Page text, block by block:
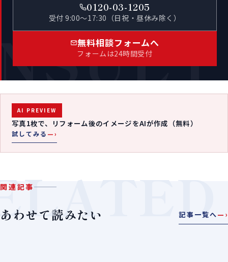
0120-03-1205
受付 9:00〜17:30（日祝・昼休み除く）
無料相談フォームへ
フォームは24時間受付
AI PREVIEW
写真1枚で、リフォーム後のイメージをAIが作成（無料）
試してみる —›
関連記事
あわせて読みたい 記事一覧へ—›